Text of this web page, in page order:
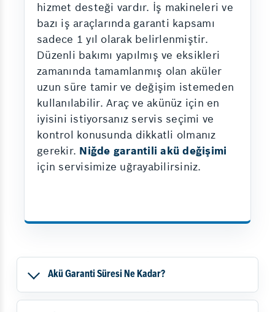
hizmet desteği vardır. İş makineleri ve
bazı iş araçlarında garanti kapsamı
sadece 1 yıl olarak belirlenmiştir.
Düzenli bakımı yapılmış ve eksikleri
zamanında tamamlanmış olan aküler
uzun süre tamir ve değişim istemeden
kullanılabilir. Araç ve akünüz için en
iyisini istiyorsanız servis seçimi ve
kontrol konusunda dikkatli olmanız
gerekir. Niğde garantili akü değişimi
için servisimize uğrayabilirsiniz.
Akü Garanti Süresi Ne Kadar?